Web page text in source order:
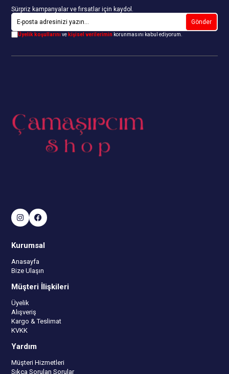
Sürpriz kampanyalar ve fırsatlar için kaydol.
Gönder
Üyelik koşullarınıve kişisel verilerimin korunmasını kabul ediyorum.
Kurumsal
Anasayfa
Bize Ulaşın
Müşteri İlişkileri
Üyelik
Alışveriş
Kargo & Teslimat
KVKK
Yardım
Müşteri Hizmetleri
Sıkça Sorulan Sorular